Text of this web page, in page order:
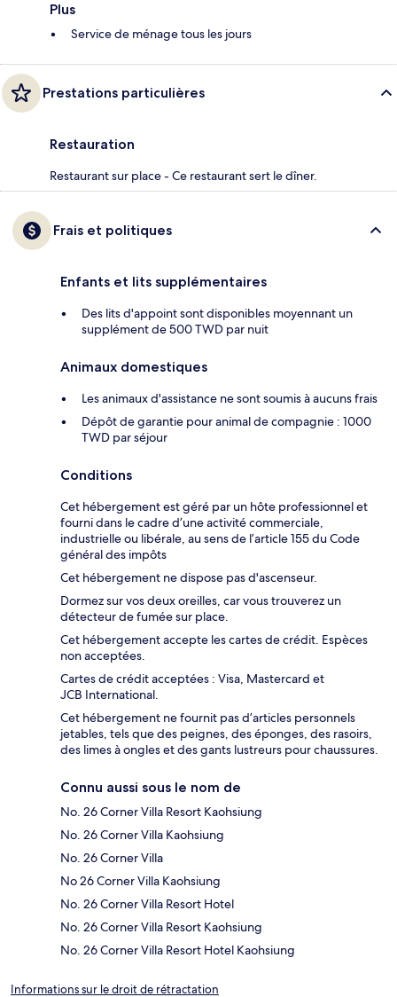
Plus
Service de ménage tous les jours
Prestations particulières
Restauration
Restaurant sur place - Ce restaurant sert le dîner.
Frais et politiques
Enfants et lits supplémentaires
Des lits d'appoint sont disponibles moyennant un
supplément de 500 TWD par nuit
Animaux domestiques
Les animaux d'assistance ne sont soumis à aucuns frais
Dépôt de garantie pour animal de compagnie : 1000
TWD par séjour
Conditions
Cet hébergement est géré par un hôte professionnel et
fourni dans le cadre d’une activité commerciale,
industrielle ou libérale, au sens de l’article 155 du Code
général des impôts
Cet hébergement ne dispose pas d'ascenseur.
Dormez sur vos deux oreilles, car vous trouverez un
détecteur de fumée sur place.
Cet hébergement accepte les cartes de crédit. Espèces
non acceptées.
Cartes de crédit acceptées : Visa, Mastercard et
JCB International.
Cet hébergement ne fournit pas d’articles personnels
jetables, tels que des peignes, des éponges, des rasoirs,
des limes à ongles et des gants lustreurs pour chaussures.
Connu aussi sous le nom de
No. 26 Corner Villa Resort Kaohsiung
No. 26 Corner Villa Kaohsiung
No. 26 Corner Villa
No 26 Corner Villa Kaohsiung
No. 26 Corner Villa Resort Hotel
No. 26 Corner Villa Resort Kaohsiung
No. 26 Corner Villa Resort Hotel Kaohsiung
Informations sur le droit de rétractation